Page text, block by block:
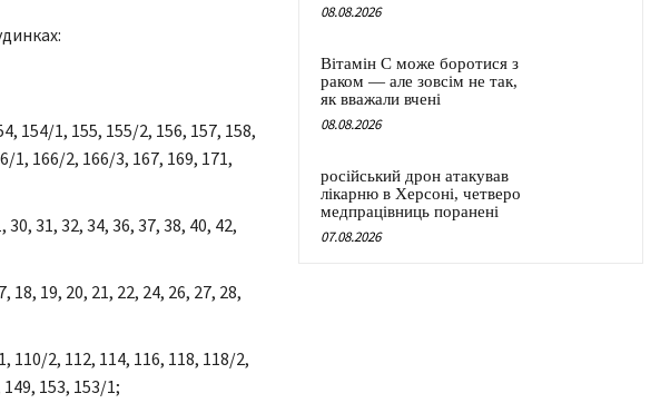
154/1, 155, 155/2, 156, 157, 158,
1, 166/2, 166/3, 167, 169, 171,
31, 32, 34, 36, 37, 38, 40, 42,
18, 19, 20, 21, 22, 24, 26, 27, 28,
110/2, 112, 114, 116, 118, 118/2,
149, 153, 153/1;
08.08.2026
Вітамін C може боротися з
раком — але зовсім не так,
як вважали вчені
08.08.2026
російський дрон атакував
лікарню в Херсоні, четверо
медпрацівниць поранені
07.08.2026